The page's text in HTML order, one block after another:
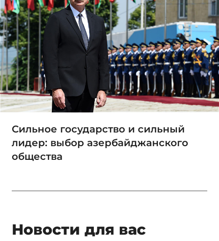
Сильное государство и сильный
лидер: выбор азербайджанского
общества
Новости для вас